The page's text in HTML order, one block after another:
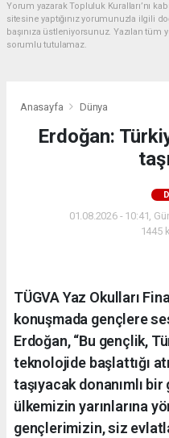
Yorum yazarak Topluluk Kuralları’nı
sitesine yaptığınız yorumunuzla ilgili
başınıza üstleniyorsunuz. Yazılan
sorumlu tutulamaz.
Anasayfa Dünya
Erdoğan:
01.08.2026 - 10:41,
1445
TÜGVA Yaz Okulları
konuşmada gençlere
Erdoğan, “Bu gençlik,
teknolojide başlattığı
taşıyacak donanımlı
ülkemizin yarınlarına
gençlerimizin, siz